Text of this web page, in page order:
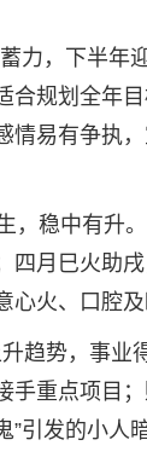
力，下半年
合规划全年
易有争执
，稳中有升
月巳火助
火、口腔
势，事业得
手重点项目
引发的小人